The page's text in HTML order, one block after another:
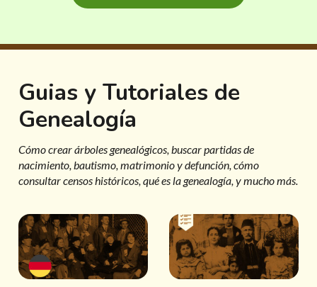
Guias y Tutoriales de
Genealogía
Cómo crear árboles genealógicos, buscar partidas de
nacimiento, bautismo, matrimonio y defunción, cómo
consultar censos históricos, qué es la genealogía, y mucho más.